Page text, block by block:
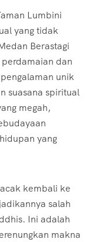
Lumbini
yang tidak
Berastagi
dan
unik
suasana spiritual
megah,
yang
kembali ke
salah
Ini adalah
makna